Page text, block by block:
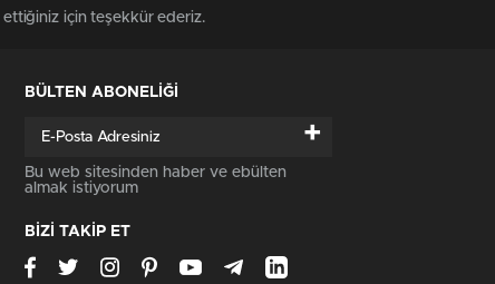
ettiğiniz için teşekkür ederiz.
BÜLTEN ABONELİĞİ
+
Bu web sitesinden haber ve ebülten
almak istiyorum
BİZİ TAKİP ET